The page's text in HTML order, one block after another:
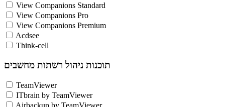
View Companions Standard
View Companions Pro
View Companions Premium
Acdsee
Think-cell
תוכנות ניהול רשתות מחשבים
TeamViewer
ITbrain by TeamViewer